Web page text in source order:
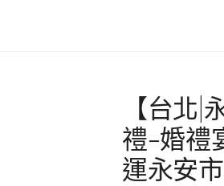
【台北
禮-婚禮
運永安